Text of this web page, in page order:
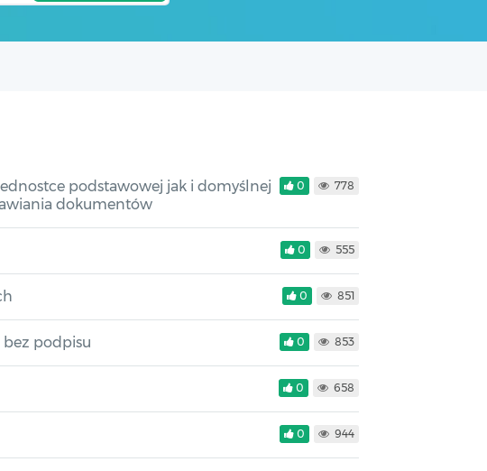
podstawowej jak i domyślnej
dokumentów
0 778
0 555
0 851
podpisu 0 853
0 658
0 944